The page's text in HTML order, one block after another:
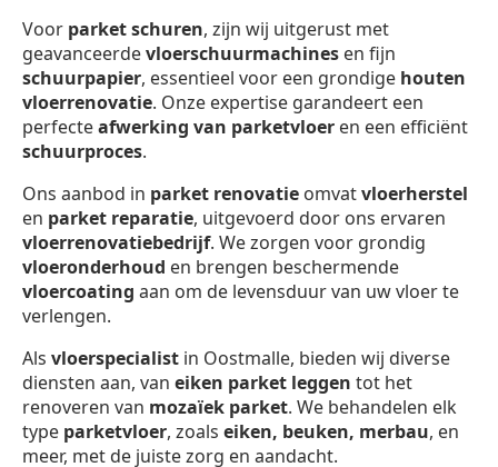
Voor parket schuren, zijn wij uitgerust met
geavanceerdevloerschuurmachines en fijn
schuurpapier, essentieel voor een grondige houten
vloerrenovatie. Onze expertise garandeert een
perfecteafwerking van parketvloer en een efficiënt
schuurproces.
Ons aanbod in parket renovatie omvatvloerherstel
en parket reparatie, uitgevoerd door ons ervaren
vloerrenovatiebedrijf. We zorgen voor grondig
vloeronderhoud en brengen beschermende
vloercoating aan om de levensduur van uw vloer te
verlengen.
Als vloerspecialist in Oostmalle, bieden wij diverse
diensten aan, van eiken parket leggen tot het
renoveren van mozaïek parket. We behandelen elk
type parketvloer, zoals eiken, beuken, merbau, en
meer, met de juiste zorg en aandacht.